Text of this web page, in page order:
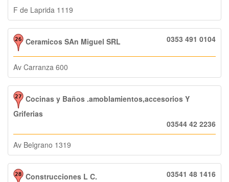
F de Laprida 1119
Ceramicos SAn Miguel SRL 0353 491 0104
Av Carranza 600
Cocinas y Baños .amoblamientos,accesorios Y
Griferias
03544 42 2236
Av Belgrano 1319
Construcciones L C. 03541 48 1416